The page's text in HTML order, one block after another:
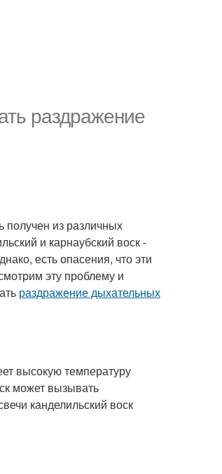
раздражение
получен из различных
и карнаубский воск -
есть опасения, что эти
эту проблему и
раздражение дыхательных
высокую температуру
может вызывать
канделильский воск